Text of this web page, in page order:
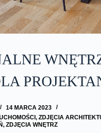
14 MARCA 2023
, ZDJĘCIA
, ZDJĘCIA WNĘTRZ